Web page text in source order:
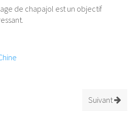
de chapajol est un objectif
Suivant